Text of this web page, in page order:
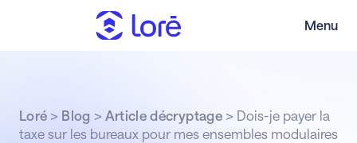
Menu
Loré > Blog > Article décryptage> Dois-je payer la
taxe sur les bureaux pour mes ensembles modulaires